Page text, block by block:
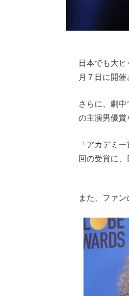
日本でも大
月７日に開
さらに、劇
の主演男優賞
「アカデミ
回の受賞に
また、ファ